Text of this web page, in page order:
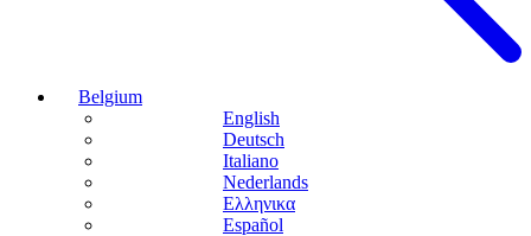
Belgium
English
Deutsch
Italiano
Nederlands
Ελληνικα
Español